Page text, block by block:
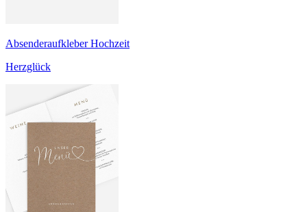
Absenderaufkleber Hochzeit
Herzglück